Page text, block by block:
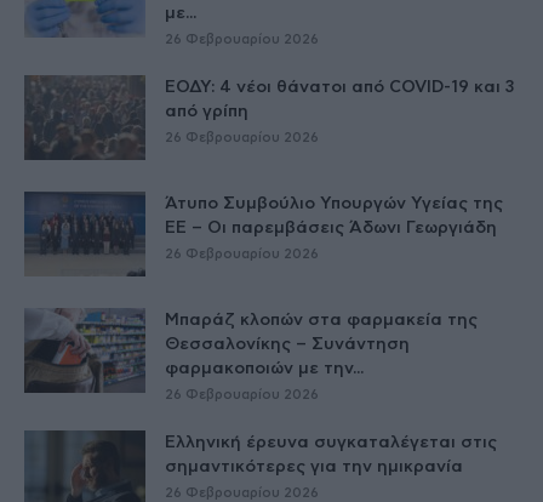
με...
26 Φεβρουαρίου 2026
ΕΟΔΥ: 4 νέοι θάνατοι από COVID-19 και 3
από γρίπη
26 Φεβρουαρίου 2026
Άτυπο Συμβούλιο Υπουργών Υγείας της
ΕE – Οι παρεμβάσεις Άδωνι Γεωργιάδη
26 Φεβρουαρίου 2026
Μπαράζ κλοπών στα φαρμακεία της
Θεσσαλονίκης – Συνάντηση
φαρμακοποιών με την...
26 Φεβρουαρίου 2026
Ελληνική έρευνα συγκαταλέγεται στις
σημαντικότερες για την ημικρανία
26 Φεβρουαρίου 2026